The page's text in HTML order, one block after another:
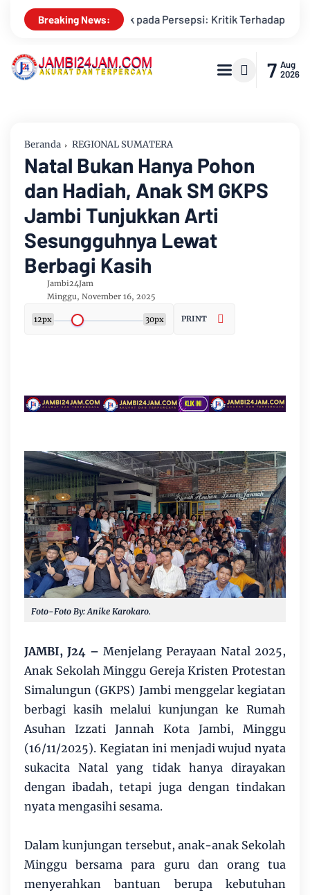
Breaking News:
Kebenaran oleh Media dan Aktivis Kemarau Memuncak,
7 Aug
2026
Beranda REGIONAL SUMATERA
Natal Bukan Hanya Pohon
dan Hadiah, Anak SM GKPS
Jambi Tunjukkan Arti
Sesungguhnya Lewat
Berbagi Kasih
Jambi24Jam
Minggu, November 16, 2025
12px 30px PRINT
Foto-Foto By: Anike Karokaro.
JAMBI, J24 – Menjelang Perayaan Natal 2025,
Anak Sekolah Minggu Gereja Kristen Protestan
Simalungun (GKPS) Jambi menggelar kegiatan
berbagi kasih melalui kunjungan ke Rumah
Asuhan Izzati Jannah Kota Jambi, Minggu
(16/11/2025). Kegiatan ini menjadi wujud nyata
sukacita Natal yang tidak hanya dirayakan
dengan ibadah, tetapi juga dengan tindakan
nyata mengasihi sesama.
Dalam kunjungan tersebut, anak-anak Sekolah
Minggu bersama para guru dan orang tua
menyerahkan bantuan berupa kebutuhan